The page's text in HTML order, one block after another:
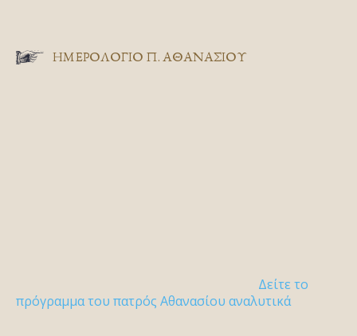
ΗΜΕΡΟΛΟΓΙΟ Π. ΑΘΑΝΑΣΙΟΥ
Δείτε το
πρόγραμμα του πατρός Αθανασίου αναλυτικά